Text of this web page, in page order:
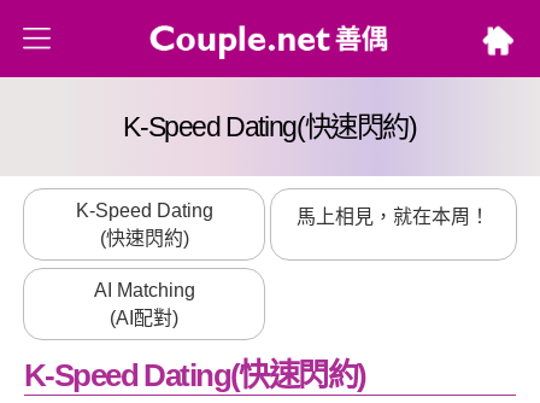
K-Speed Dating(快速閃約)
K-Speed Dating
(快速閃約)
馬上相見，就在本周！
AI Matching
(AI配對)
K-Speed Dating(快速閃約)